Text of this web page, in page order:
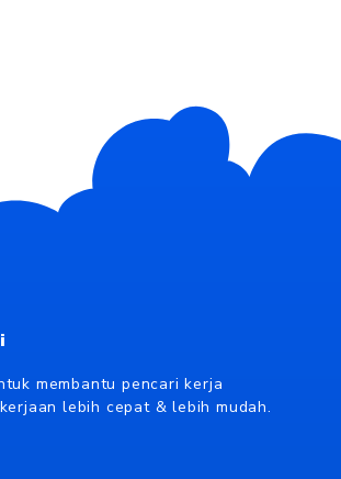
membantu pencari kerja
lebih cepat & lebih mudah.